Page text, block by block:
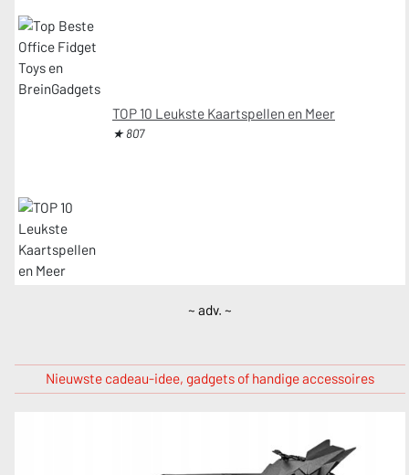
TOP 10 Leukste Kaartspellen en Meer
★ 807
~ adv. ~
Nieuwste cadeau-idee, gadgets of handige accessoires